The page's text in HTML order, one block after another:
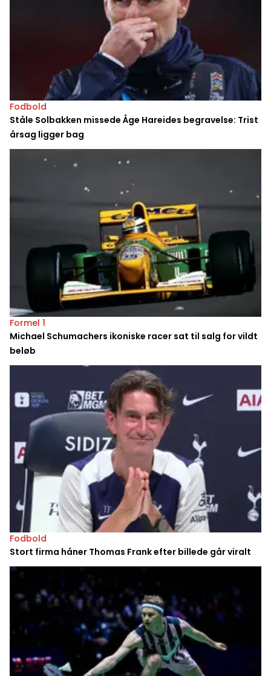
Fodbold
Ståle Solbakken missede Åge Hareides begravelse: Trist
årsag ligger bag
Formel 1
Michael Schumachers ikoniske racer sat til salg for vildt
beløb
Fodbold
Stort firma håner Thomas Frank efter billede går viralt